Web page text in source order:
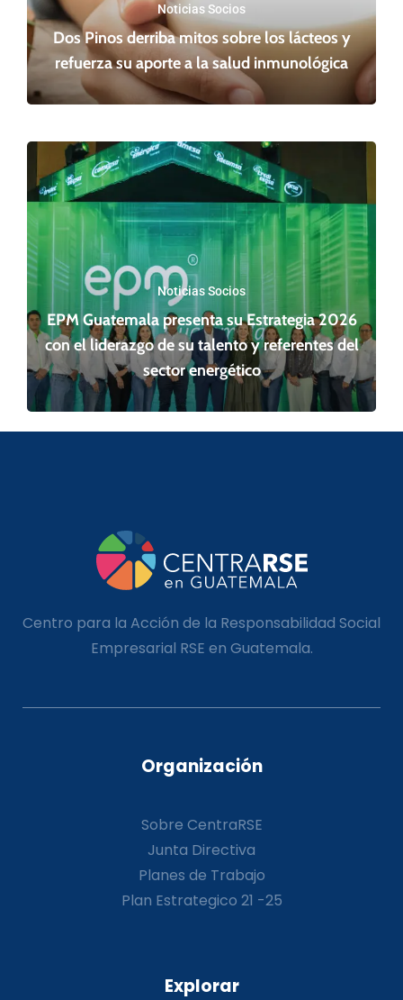
Noticias Socios
Dos Pinos derriba mitos sobre los lácteos y
refuerza su aporte a la salud inmunológica
Noticias Socios
EPM Guatemala presenta su Estrategia 2026
con el liderazgo de su talento y referentes del
sector energético
Centro para la Acción de la Responsabilidad Social
Empresarial RSE en Guatemala.
Organización
Sobre CentraRSE
Junta Directiva
Planes de Trabajo
Plan Estrategico 21 -25
Explorar